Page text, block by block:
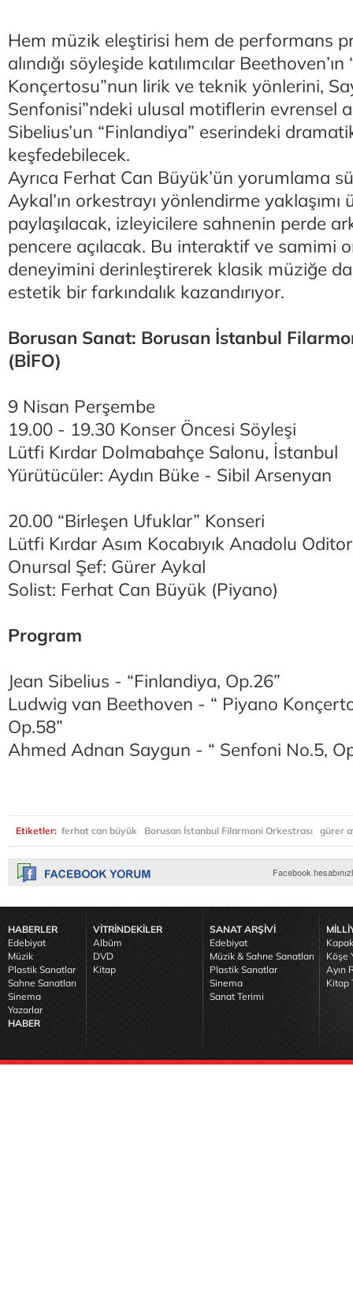
Hem müzik eleştirisi hem de performans
alındığı söyleşide katılımcılar
Konçertosu”nun lirik ve teknik yönlerini,
Senfonisi”ndeki ulusal motiflerin evrensel
Sibelius’un “Finlandiya” eserindeki
keşfedebilecek.
Ayrıca Ferhat Can Büyük’ün yorumlama
Aykal’ın orkestrayı yönlendirme yaklaşımı
paylaşılacak, izleyicilere sahnenin perde
pencere açılacak. Bu interaktif ve samimi
deneyimini derinleştirerek klasik müziğe
estetik bir farkındalık kazandırıyor.
Borusan Sanat: Borusan İstanbul
(BİFO)
9 Nisan Perşembe
19.00 - 19.30 Konser Öncesi Söyleşi
Lütfi Kırdar Dolmabahçe Salonu, İstanbul
Yürütücüler: Aydın Büke - Sibil Arsenyan
20.00 “Birleşen Ufuklar” Konseri
Lütfi Kırdar Asım Kocabıyık Anadolu
Onursal Şef: Gürer Aykal
Solist: Ferhat Can Büyük (Piyano)
Program
Jean Sibelius - “Finlandiya, Op.26”
Ludwig van Beethoven - “ Piyano
Op.58”
Ahmed Adnan Saygun - “ Senfoni No.5,
Etiketler: ferhat can büyük Borusan İstanbul Filarmoni Orkestrası gürer
HABERLER
Edebiyat
Müzik
Plastik Sanatlar
Sahne Sanatları
Sinema
Yazarlar
HABER
VİTRİNDEKİLER
Albüm
DVD
Kitap
SANAT ARŞİVİ
Edebiyat
Müzik & Sahne Sanatları
Plastik Sanatlar
Sinema
Sanat Terimi
Köşe
Ayın
Kitap